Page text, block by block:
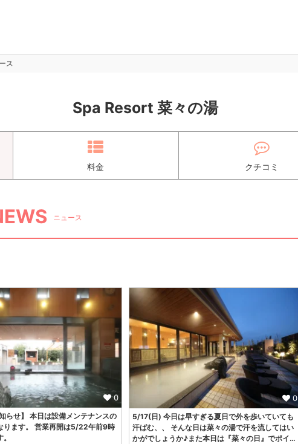
ス
Spa Resort 菜々の湯
料金 クチコミ
ニュース
0
らせ】 本日は設備メンテナンスの
ります。 営業再開は5/22午前9時
0
5/17(日) 今日は早すぎる夏日で外を歩いていても
汗ばむ、、 そんな日は菜々の湯で汗を流してはい
かがでしょうか♪また本日は『菜々の日』でポイ…